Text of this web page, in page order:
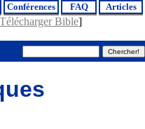
Conférences FAQ Articles
Télécharger Bible]